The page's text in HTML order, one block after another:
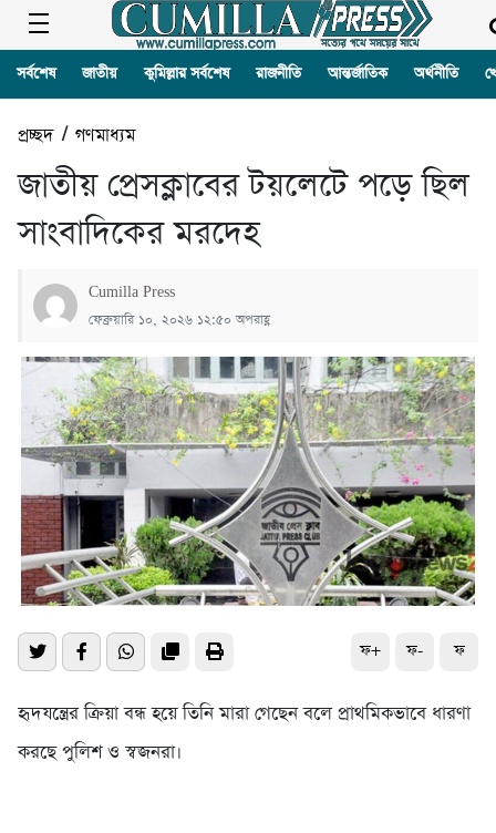
সর্বশেষ জাতীয় কুমিল্লার সর্বশেষ রাজনীতি আন্তর্জাতিক অর্থনীতি
প্রচ্ছদ/ গণমাধ্যম
জাতীয় প্রেসক্লাবের টয়লেটে পড়ে ছিল
সাংবাদিকের মরদেহ
Cumilla Press
ফেব্রুয়ারি ১০, ২০২৬ ১২:৫০ অপরাহ্ণ
ফ+ ফ- ফ
হৃদযন্ত্রের ক্রিয়া বন্ধ হয়ে তিনি মারা গেছেন বলে প্রাথমিকভাবে ধারণা
করছে পুলিশ ও স্বজনরা।